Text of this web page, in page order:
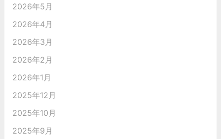
2026年5月
2026年4月
2026年3月
2026年2月
2026年1月
2025年12月
2025年10月
2025年9月